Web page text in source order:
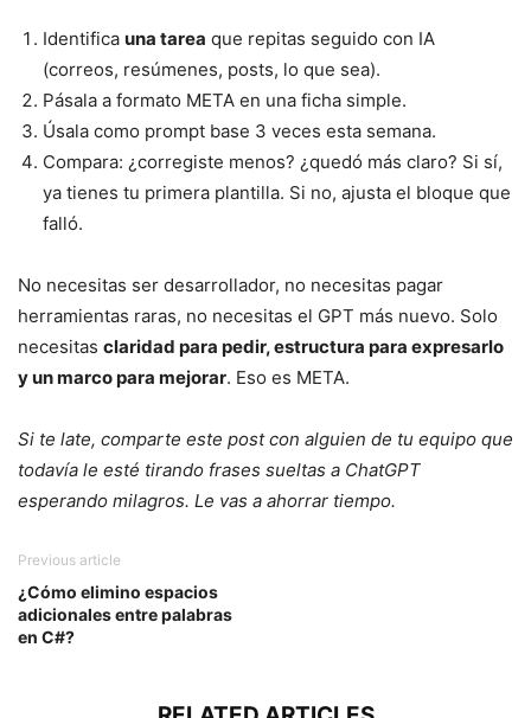
Identifica una tarea que repitas seguido con IA
(correos, resúmenes, posts, lo que sea).
Pásala a formato META en una ficha simple.
Úsala como prompt base 3 veces esta semana.
Compara: ¿corregiste menos? ¿quedó más claro? Si sí,
ya tienes tu primera plantilla. Si no, ajusta el bloque que
falló.
No necesitas ser desarrollador, no necesitas pagar
herramientas raras, no necesitas el GPT más nuevo. Solo
necesitas claridad para pedir, estructura para expresarlo
y un marco para mejorar. Eso es META.
Si te late, comparte este post con alguien de tu equipo que
todavía le esté tirando frases sueltas a ChatGPT
esperando milagros. Le vas a ahorrar tiempo.
Previous article
¿Cómo elimino espacios
adicionales entre palabras
en C#?